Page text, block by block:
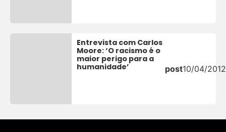
Entrevista com Carlos
Moore: ‘O racismo é o
maior perigo para a
humanidade’
post10/04/2012